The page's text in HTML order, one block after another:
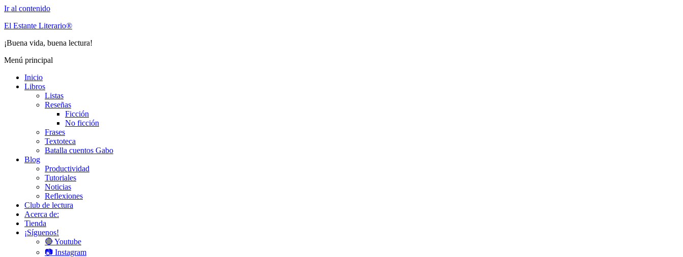
Ir al contenido
El Estante Literario®
¡Buena vida, buena lectura!
Menú principal
Inicio
Libros
Listas
Reseñas
Ficción
No ficción
Frases
Textoteca
Batalla cuentos Gabo
Blog
Productividad
Tutoriales
Noticias
Reflexiones
Club de lectura
Acerca de:
Tienda
¡Síguenos!
🔴 Youtube
📷 Instagram